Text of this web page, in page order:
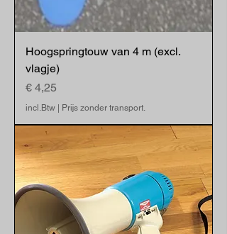
Hoogspringtouw van 4 m (excl.
vlagje)
Prijs
€ 4,25
incl.Btw | Prijs zonder transport.